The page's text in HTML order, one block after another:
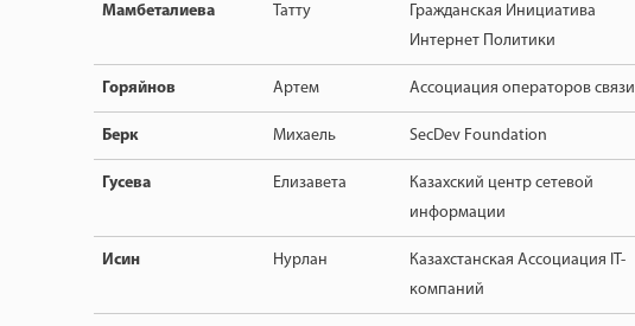
Мамбеталиева Татту
Гражданская Инициатива
Интернет Политики
Горяйнов Артем Ассоциация операторов связи
Берк Михаель SecDev Foundation
Гусева Елизавета
Казахский центр сетевой
информации
Исин Нурлан
Казахстанская Ассоциация IT-
компаний